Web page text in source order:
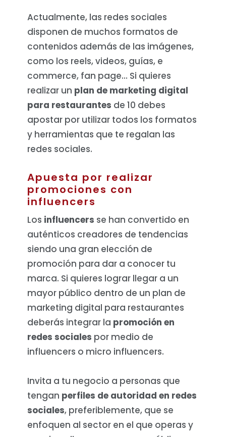
Actualmente, las redes sociales
disponen de muchos formatos de
contenidos además de las imágenes,
como los reels, videos, guías, e
commerce, fan page… Si quieres
realizar un plan de marketing digital
para restaurantes de 10 debes
apostar por utilizar todos los formatos
y herramientas que te regalan las
redes sociales.
Apuesta por realizar
promociones con
influencers
Los influencers se han convertido en
auténticos creadores de tendencias
siendo una gran elección de
promoción para dar a conocer tu
marca. Si quieres lograr llegar a un
mayor público dentro de un plan de
marketing digital para restaurantes
deberás integrar la promoción en
redes sociales por medio de
influencers o micro influencers.
Invita a tu negocio a personas que
tengan perfiles de autoridad en redes
sociales, preferiblemente, que se
enfoquen al sector en el que operas y